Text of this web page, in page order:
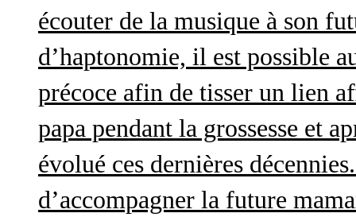
écouter de la musique à son
d’haptonomie, il est possible
précoce afin de tisser un lien
papa pendant la grossesse et
évolué ces dernières
d’accompagner la future